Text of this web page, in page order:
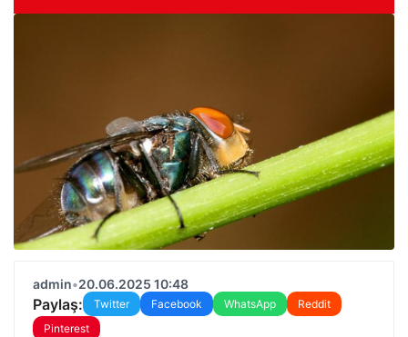
admin•20.06.2025 10:48
Paylaş: Twitter Facebook WhatsApp
Reddit
Pinterest